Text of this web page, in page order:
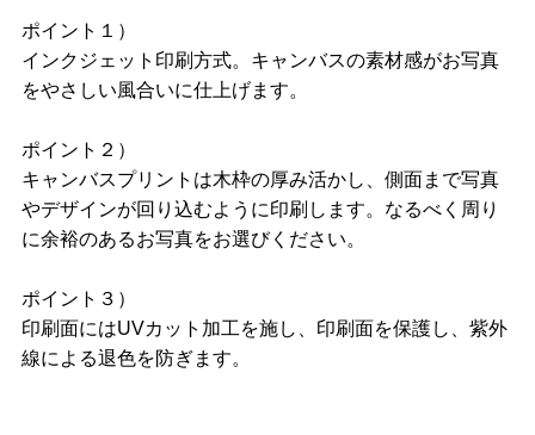
ポイント１）
インクジェット印刷方式。キャンバスの素材感がお写真
をやさしい風合いに仕上げます。
ポイント２）
キャンバスプリントは木枠の厚み活かし、側面まで写真
やデザインが回り込むように印刷します。なるべく周り
に余裕のあるお写真をお選びください。
ポイント３）
印刷面にはUVカット加工を施し、印刷面を保護し、紫外
線による退色を防ぎます。